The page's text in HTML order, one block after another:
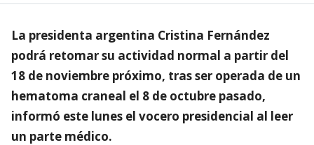
La presidenta argentina Cristina Fernández
podrá retomar su actividad normal a partir del
18 de noviembre próximo, tras ser operada de un
hematoma craneal el 8 de octubre pasado,
informó este lunes el vocero presidencial al leer
un parte médico.